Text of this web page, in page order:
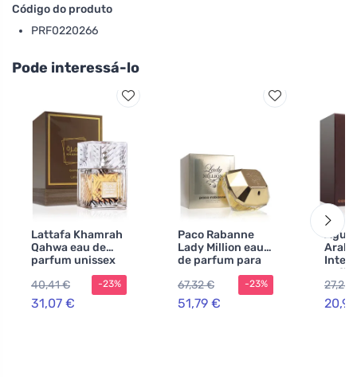
Código do produto
PRF0220266
Pode interessá-lo
Lattafa Khamrah
Qahwa eau de
parfum unissex
40,41 €
31,07 €
-23%
Paco Rabanne
Lady Million eau
de parfum para
mulheres 30 ml
67,32 €
51,79 €
-23%
Água
27,25